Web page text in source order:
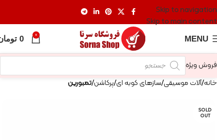
Skip to navigation
Skip to main content
MENU
0
0
فروش ویژه
خانه آلات موسیقی سازهای کوبه ای پرکاشن تمبورین
SOLD
OUT